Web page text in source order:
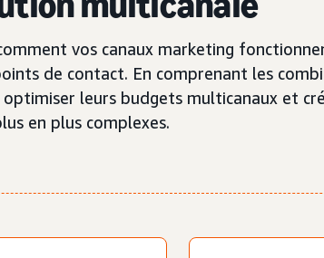
vos canaux marketing
de contact. En comprenant les
leurs budgets multicanaux et
en plus complexes.